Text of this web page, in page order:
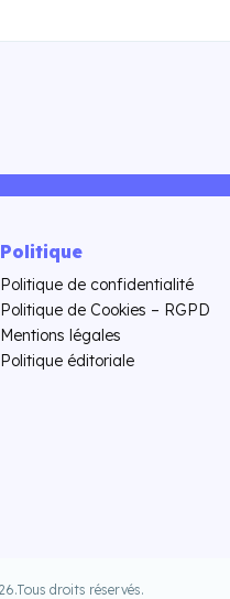
Politique
Politique de confidentialité
Politique de Cookies – RGPD
Mentions légales
Politique éditoriale
Tous droits réservés.